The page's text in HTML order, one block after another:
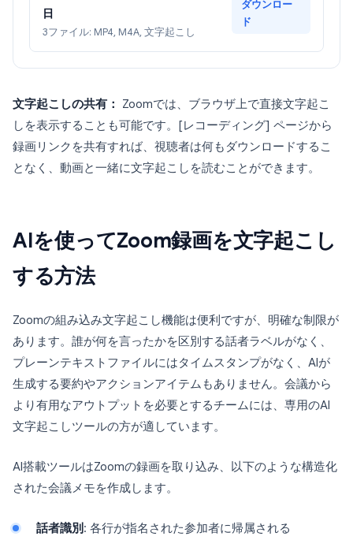
日
3ファイル: MP4, M4A, 文字起こし
ダウンロー
ド
文字起こしの共有：
Zoomでは、ブラウザ上で直接文字起こ
しを表示することも可能です。[レコーディング] ページから
録画リンクを共有すれば、視聴者は何もダウンロードするこ
となく、動画と一緒に文字起こしを読むことができます。
AIを使ってZoom録画を文字起こし
する方法
Zoomの組み込み文字起こし機能は便利ですが、明確な制限が
あります。誰が何を言ったかを区別する話者ラベルがなく、
プレーンテキストファイルにはタイムスタンプがなく、AIが
生成する要約やアクションアイテムもありません。会議から
より有用なアウトプットを必要とするチームには、専用のAI
文字起こしツールの方が適しています。
AI搭載ツールはZoomの録画を取り込み、以下のような構造化
された会議メモを作成します。
話者識別 : 各行が指名された参加者に帰属される